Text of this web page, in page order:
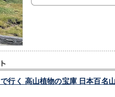
行く 高山植物の宝庫 日本百名